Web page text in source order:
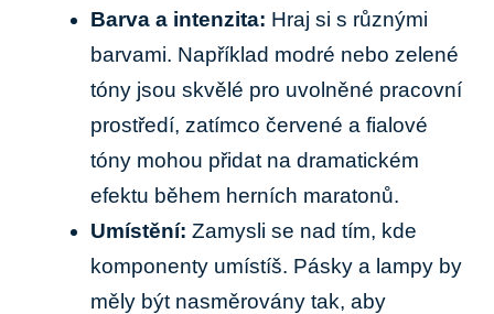
Barva a intenzita: Hraj si s různými
barvami. Například modré nebo zelené
tóny jsou skvělé pro uvolněné pracovní
prostředí, zatímco červené a fialové
tóny mohou přidat na dramatickém
efektu během herních maratonů.
Umístění: Zamysli se nad tím, kde
komponenty umístíš. Pásky a lampy by
měly být nasměrovány tak, aby